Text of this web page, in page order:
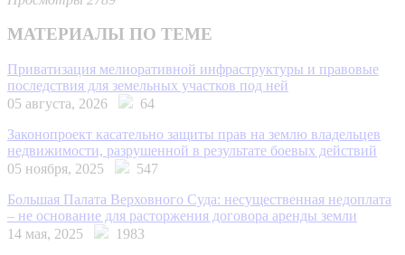
МАТЕРИАЛЫ ПО ТЕМЕ
Приватизация мелиоративной инфраструктуры и правовые
последствия для земельных участков под ней
05 августа, 2026
64
Законопроект касательно защиты прав на землю владельцев
недвижимости, разрушенной в результате боевых действий
05 ноября, 2025
547
Большая Палата Верховного Суда: несущественная недоплата
– не основание для расторжения договора аренды земли
14 мая, 2025
1983